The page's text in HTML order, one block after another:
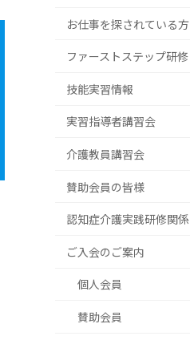
お仕事を探されている方
ファーストステップ研修
技能実習情報
実習指導者講習会
介護教員講習会
賛助会員の皆様
認知症介護実践研修関係
ご入会のご案内
個人会員
賛助会員